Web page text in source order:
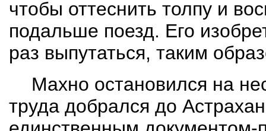
чтобы оттеснить толпу и
подальше поезд. Его
раз выпутаться, таким
Махно остановился на
труда добрался до